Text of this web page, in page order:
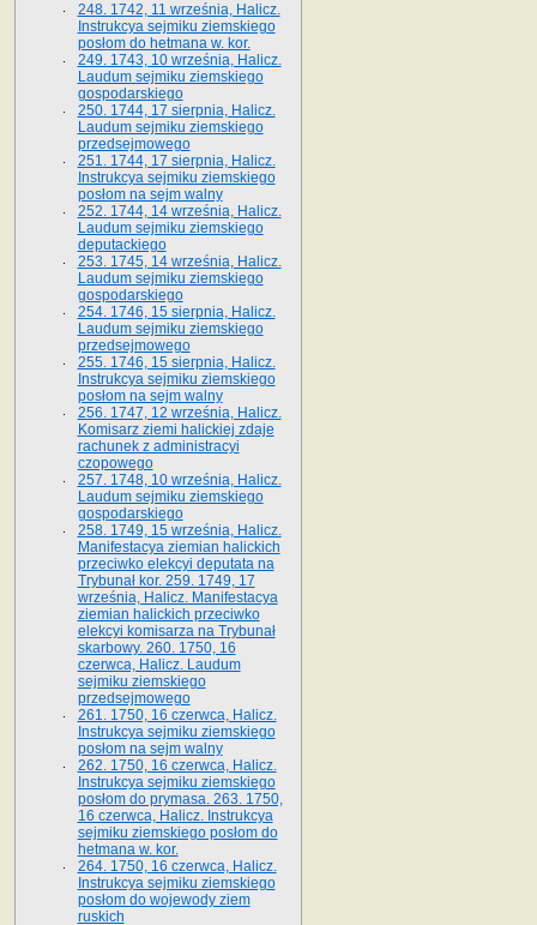
248. 1742, 11 września, Halicz.
Instrukcya sejmiku ziemskiego
posłom do hetmana w. kor.
249. 1743, 10 września, Halicz.
Laudum sejmiku ziemskiego
gospodarskiego
250. 1744, 17 sierpnia, Halicz.
Laudum sejmiku ziemskiego
przedsejmowego
251. 1744, 17 sierpnia, Halicz.
Instrukcya sejmiku ziemskiego
posłom na sejm walny
252. 1744, 14 września, Halicz.
Laudum sejmiku ziemskiego
deputackiego
253. 1745, 14 września, Halicz.
Laudum sejmiku ziemskiego
gospodarskiego
254. 1746, 15 sierpnia, Halicz.
Laudum sejmiku ziemskiego
przedsejmowego
255. 1746, 15 sierpnia, Halicz.
Instrukcya sejmiku ziemskiego
posłom na sejm walny
256. 1747, 12 września, Halicz.
Komisarz ziemi halickiej zdaje
rachunek z administracyi
czopowego
257. 1748, 10 września, Halicz.
Laudum sejmiku ziemskiego
gospodarskiego
258. 1749, 15 września, Halicz.
Manifestacya ziemian halickich
przeciwko elekcyi deputata na
Trybunał kor. 259. 1749, 17
września, Halicz. Manifestacya
ziemian halickich przeciwko
elekcyi komisarza na Trybunał
skarbowy. 260. 1750, 16
czerwca, Halicz. Laudum
sejmiku ziemskiego
przedsejmowego
261. 1750, 16 czerwca, Halicz.
Instrukcya sejmiku ziemskiego
posłom na sejm walny
262. 1750, 16 czerwca, Halicz.
Instrukcya sejmiku ziemskiego
posłom do prymasa. 263. 1750,
16 czerwca, Halicz. Instrukcya
sejmiku ziemskiego posłom do
hetmana w. kor.
264. 1750, 16 czerwca, Halicz.
Instrukcya sejmiku ziemskiego
posłom do wojewody ziem
ruskich